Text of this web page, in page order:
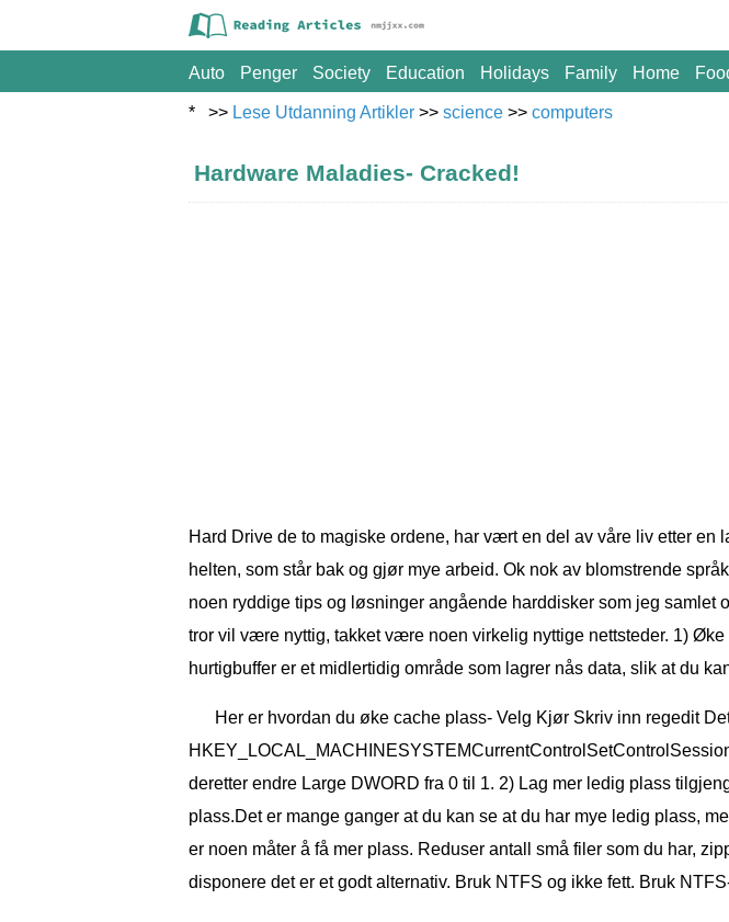
Auto Penger Society Education Holidays Family Home
* >> Lese Utdanning Artikler >> science >> computers
Hardware Maladies- Cracked!
Hard Drive de to magiske ordene, har vært en del av våre liv etter en
helten, som står bak og gjør mye arbeid. Ok nok av blomstrende
noen ryddige tips og løsninger angående harddisker som jeg samlet
tror vil være nyttig, takket være noen virkelig nyttige nettsteder. 1)
hurtigbuffer er et midlertidig område som lagrer nås data, slik at du
Her er hvordan du øke cache plass- Velg Kjør Skriv inn regedit
deretter endre Large DWORD fra 0 til 1. 2) Lag mer ledig plass
plass.Det er mange ganger at du kan se at du har mye ledig plass,
er noen måter å få mer plass. Reduser antall små filer som du har,
disponere det er et godt alternativ. Bruk NTFS og ikke fett. Bruk